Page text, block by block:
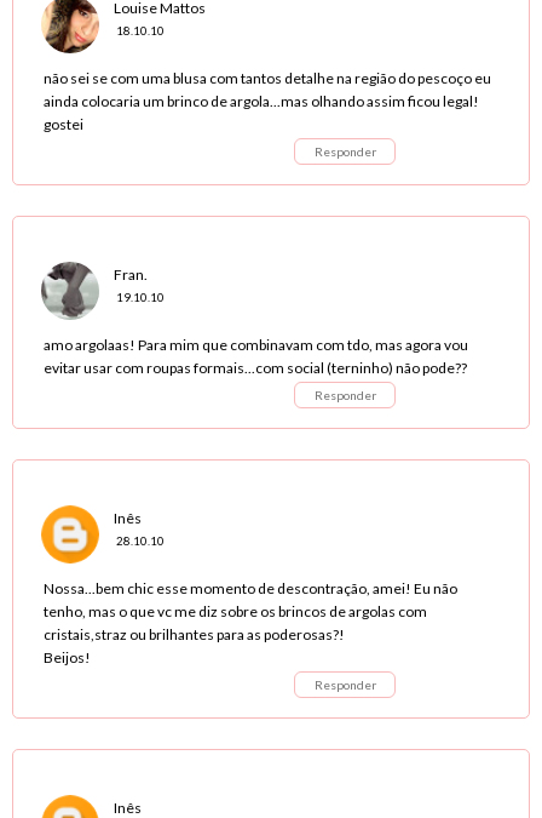
Louise Mattos
18.10.10
não sei se com uma blusa com tantos detalhe na região do pescoço eu
ainda colocaria um brinco de argola...mas olhando assim ficou legal!
gostei
Responder
Fran.
19.10.10
amo argolaas! Para mim que combinavam com tdo, mas agora vou
evitar usar com roupas formais...com social (terninho) não pode??
Responder
Inês
28.10.10
Nossa...bem chic esse momento de descontração, amei! Eu não
tenho, mas o que vc me diz sobre os brincos de argolas com
cristais,straz ou brilhantes para as poderosas?!
Beijos!
Responder
Inês